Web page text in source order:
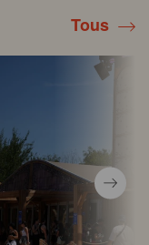
Tous